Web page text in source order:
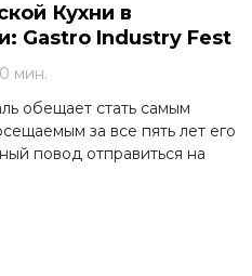
Кухни в
Gastro Industry Fest
мин.
обещает стать самым
за все пять лет его
повод отправиться на